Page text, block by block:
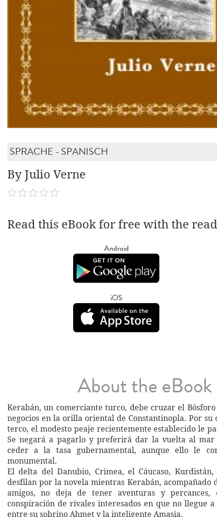
SPRACHE - SPANISCH
By Julio Verne
Read this eBook for free with the
Android
iOS
About the eBook
Kerabán, un comerciante turco, debe cruzar el
negocios en la orilla oriental de Constantinopla. Por su
terco, el modesto peaje recientemente establecido le
Se negará a pagarlo y preferirá dar la vuelta al mar
ceder a la tasa gubernamental, aunque ello le
monumental.
El delta del Danubio, Crimea, el Cáucaso,
desfilan por la novela mientras Kerabán, acompañado
amigos, no deja de tener aventuras y
conspiración de rivales interesados en que no llegue
entre su sobrino Ahmet y la inteligente Amasia.